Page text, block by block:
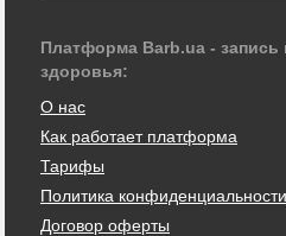
Платформа Barb.ua - запись
здоровья:
О нас
Как работает платформа
Тарифы
Политика конфиденциальности
Договор оферты